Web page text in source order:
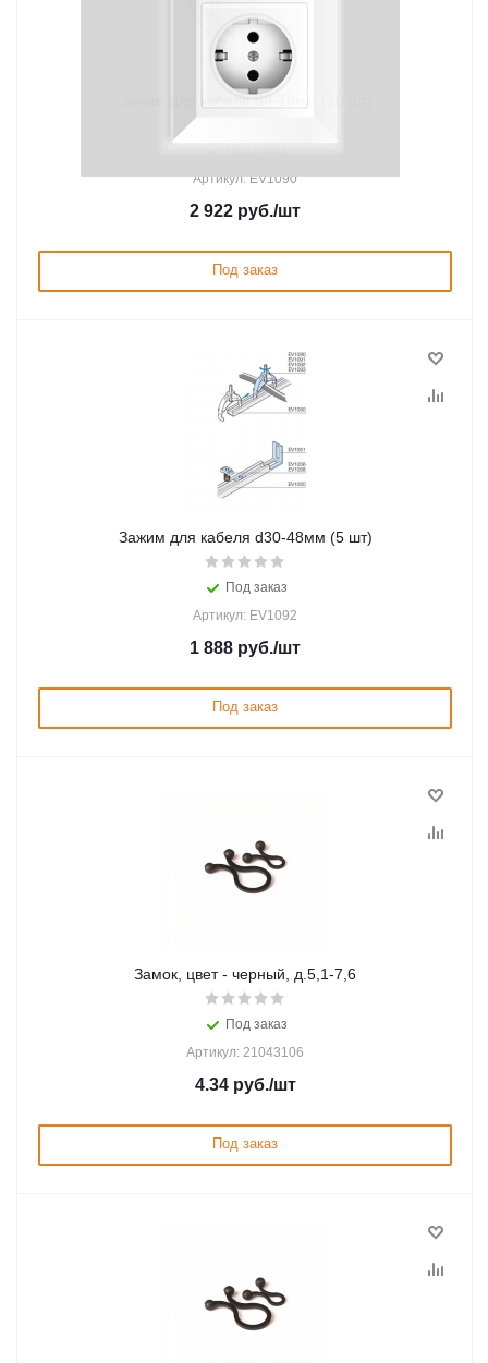
Зажим для кабеля d9-16мм (10 шт)
Артикул: EV1090
2 922 руб./шт
Под заказ
Зажим для кабеля d30-48мм (5 шт)
Под заказ
Артикул: EV1092
1 888 руб./шт
Под заказ
Замок, цвет - черный, д.5,1-7,6
Под заказ
Артикул: 21043106
4.34руб./шт
Под заказ